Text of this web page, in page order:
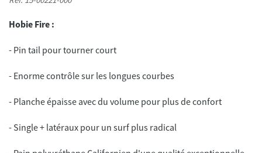
Hobie Fire :